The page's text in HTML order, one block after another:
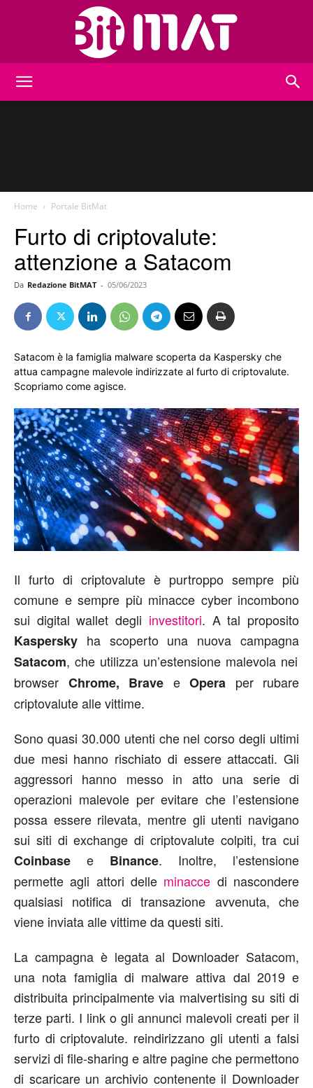
Home Portale BitMat
Furto di criptovalute:
attenzione a Satacom
Da Redazione BitMAT - 05/06/2023
Satacom è la famiglia malware scoperta da Kaspersky che
attua campagne malevole indirizzate al furto di criptovalute.
Scopriamo come agisce.
Il furto di criptovalute è purtroppo sempre più
comune e sempre più minacce cyber incombono
sui digital wallet degli investitori. A tal proposito
Kaspersky ha scoperto una nuova campagna
Satacom, che utilizza un’estensione malevola nei
browser Chrome, Brave eOpera per rubare
criptovalute alle vittime.
Sono quasi 30.000 utenti che nel corso degli ultimi
due mesi hanno rischiato di essere attaccati. Gli
aggressori hanno messo in atto una serie di
operazioni malevole per evitare che l’estensione
possa essere rilevata, mentre gli utenti navigano
sui siti di exchange di criptovalute colpiti, tra cui
Coinbase e Binance. Inoltre, l’estensione
permette agli attori delle minacce di nascondere
qualsiasi notifica di transazione avvenuta, che
viene inviata alle vittime da questi siti.
La campagna è legata al Downloader Satacom,
una nota famiglia di malware attiva dal 2019 e
distribuita principalmente via malvertising su siti di
terze parti. I link o gli annunci malevoli creati per il
furto di criptovalute. reindirizzano gli utenti a falsi
servizi di file-sharing e altre pagine che permettono
di scaricare un archivio contenente il Downloader